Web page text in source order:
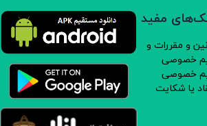
مفید
و مقررات و
خصوصی
خصوصی
یا شکایت